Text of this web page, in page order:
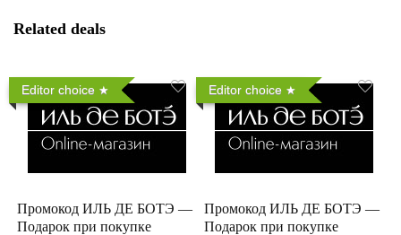
Related deals
Editor choice
Промокод ИЛЬ ДЕ БОТЭ —
Подарок при покупке
Editor choice
Промокод ИЛЬ ДЕ БОТЭ —
Подарок при покупке